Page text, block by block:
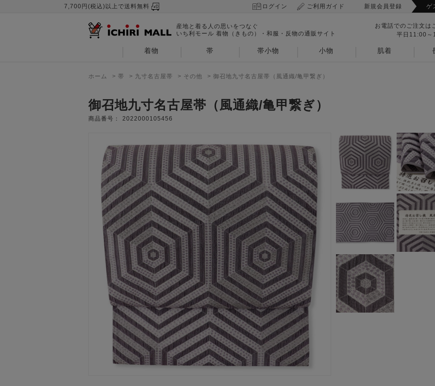
7,700円(税込)以上で送料無料 ログイン ご利用ガイド 新規会員登録 ゲ
産地と着る人の思いをつなぐ
いち利モール 着物（きもの）・和服・反物の通販サイト
お電話でのご注文は
平日11:00～
着物 帯 帯小物 小物 肌着
ホーム > 帯 > 九寸名古屋帯 > その他 > 御召地九寸名古屋帯（風通織/亀甲繋ぎ）
御召地九寸名古屋帯（風通織/亀甲繋ぎ）
商品番号： 2022000105456